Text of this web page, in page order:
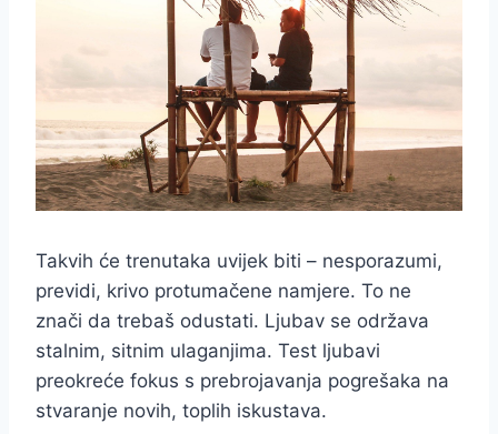
Takvih će trenutaka uvijek biti – nesporazumi,
previdi, krivo protumačene namjere. To ne
znači da trebaš odustati. Ljubav se održava
stalnim, sitnim ulaganjima. Test ljubavi
preokreće fokus s prebrojavanja pogrešaka na
stvaranje novih, toplih iskustava.